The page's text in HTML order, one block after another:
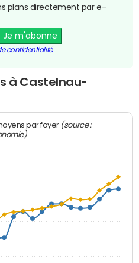
plans directement par e-
Je m'abonne
confidentialité
à Castelnau-
par foyer (source :